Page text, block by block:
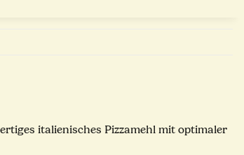
italienisches Pizzamehl mit optimaler